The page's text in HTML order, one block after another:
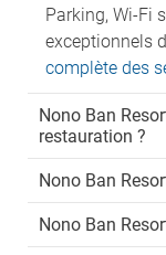
Parking, Wi-Fi
exceptionnels
complète des
Nono Ban
restauration ?
Nono Ban
Nono Ban